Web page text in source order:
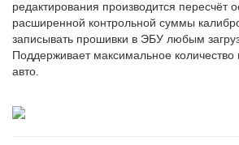
редактирования производится пересчёт
расширенной контрольной суммы
записывать прошивки в ЭБУ любым
Поддерживает максимальное
авто.